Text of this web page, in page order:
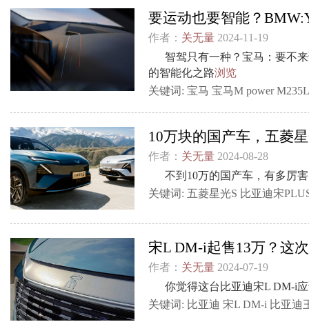
要运动也要智能？
作者： 关无量 2024-11-19
智驾只有一种？宝马：要不
的智能化之路浏览
关键词: 宝马 宝马M power M235L
10万块的国产车，五菱
作者： 关无量 2024-08-28
不到10万的国产车，有多厉
关键词: 五菱星光S 比亚迪宋
宋L DM-i起售13万？这
作者： 关无量 2024-07-19
你觉得这台比亚迪宋L DM-i
关键词: 比亚迪 宋L DM-i 比亚迪